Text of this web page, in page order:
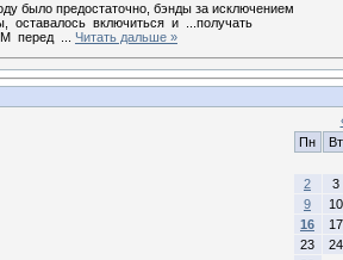
было предостаточно, бэнды за исключением
включиться и ...получать
перед
Читать дальше »
Пн
Вт
2
3
9
10
16
17
23
24